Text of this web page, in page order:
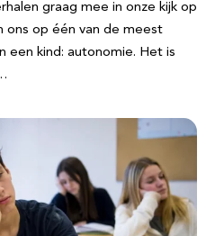
graag mee in onze kijk op
ons op één van de meest
een kind: autonomie. Het is